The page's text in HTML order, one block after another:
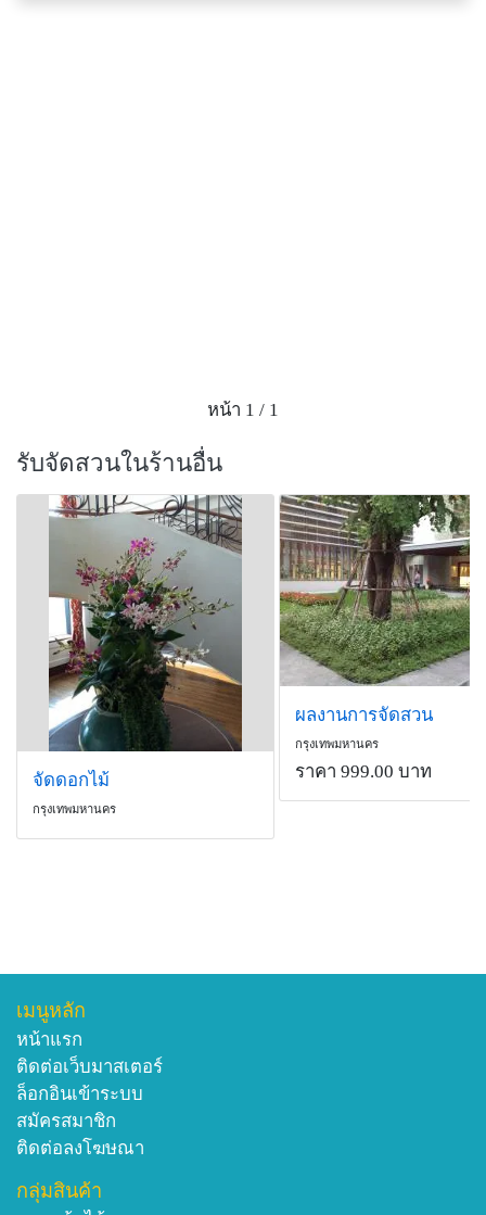
หน้า 1 / 1
รับจัดสวนในร้านอื่น
จัดดอกไม้
กรุงเทพมหานคร
ผลงานการจัดสวน
กรุงเทพมหานคร
ราคา 999.00 บาท
เมนูหลัก
หน้าแรก
ติดต่อเว็บมาสเตอร์
ล็อกอินเข้าระบบ
สมัครสมาชิก
ติดต่อลงโฆษณา
กลุ่มสินค้า